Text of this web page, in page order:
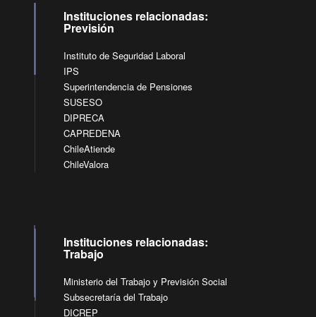
Instituciones relacionadas:
Previsión
Instituto de Seguridad Laboral
IPS
Superintendencia de Pensiones
SUSESO
DIPRECA
CAPREDENA
ChileAtiende
ChileValora
Instituciones relacionadas:
Trabajo
Ministerio del Trabajo y Previsión Social
Subsecretaría del Trabajo
DICREP